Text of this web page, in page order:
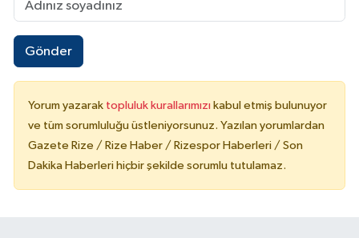
Gönder
Yorum yazarak topluluk kurallarımızı kabul etmiş bulunuyor
ve tüm sorumluluğu üstleniyorsunuz. Yazılan yorumlardan
Gazete Rize / Rize Haber / Rizespor Haberleri / Son
Dakika Haberleri hiçbir şekilde sorumlu tutulamaz.